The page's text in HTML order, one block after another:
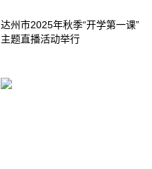
达州市2025年秋季“开学第一课”
主题直播活动举行